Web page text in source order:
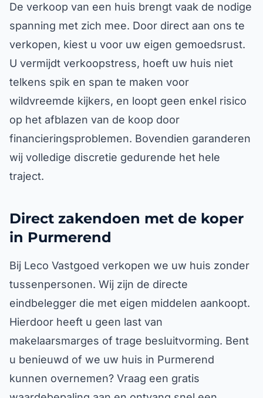
De verkoop van een huis brengt vaak de nodige
spanning met zich mee. Door direct aan ons te
verkopen, kiest u voor uw eigen gemoedsrust.
U vermijdt verkoopstress, hoeft uw huis niet
telkens spik en span te maken voor
wildvreemde kijkers, en loopt geen enkel risico
op het afblazen van de koop door
financieringsproblemen. Bovendien garanderen
wij volledige discretie gedurende het hele
traject.
Direct zakendoen met de koper
in Purmerend
Bij Leco Vastgoed verkopen we uw huis zonder
tussenpersonen. Wij zijn de directe
eindbelegger die met eigen middelen aankoopt.
Hierdoor heeft u geen last van
makelaarsmarges of trage besluitvorming. Bent
u benieuwd of we uw huis in Purmerend
kunnen overnemen? Vraag een gratis